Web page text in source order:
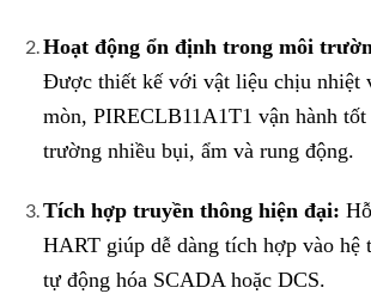
Hoạt động ổn định trong môi
Được thiết kế với vật liệu chịu nhiệt
mòn, PIRECLB11A1T1 vận hành
trường nhiều bụi, ẩm và rung động.
Tích hợp truyền thông hiện đại:
HART giúp dễ dàng tích hợp vào hệ
tự động hóa SCADA hoặc DCS.